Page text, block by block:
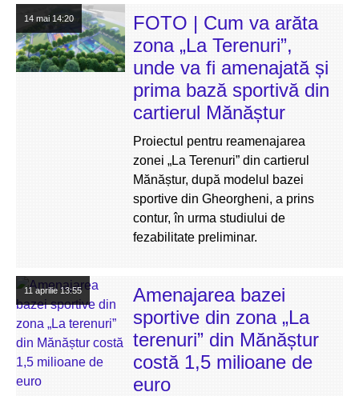
14 mai 14:20
FOTO | Cum va arăta
zona „La Terenuri”,
unde va fi amenajată și
prima bază sportivă din
cartierul Mănăștur
Proiectul pentru reamenajarea
zonei „La Terenuri” din cartierul
Mănăștur, după modelul bazei
sportive din Gheorgheni, a prins
contur, în urma studiului de
fezabilitate preliminar.
11 aprilie 13:55
Amenajarea bazei
sportive din zona „La
terenuri” din Mănăștur
costă 1,5 milioane de
euro